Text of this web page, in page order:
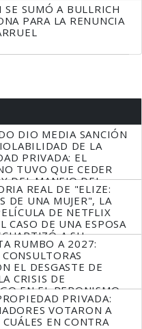
SE SUMÓ A BULLRICH
PARA LA RENUNCIA
DIO MEDIA SANCIÓN
DE LA
PRIVADA: EL
TUVO QUE CEDER
DEL MANEJO DEL
REAL DE "ELIZE:
DE UNA MUJER", LA
DE NETFLIX
CASO DE UNA ESPOSA
A SU
RUMBO A 2027:
EL DESGASTE DE
CRISIS DE
EN EL PERONISMO
PRIVADA:
VOTARON A
CUÁLES EN CONTRA